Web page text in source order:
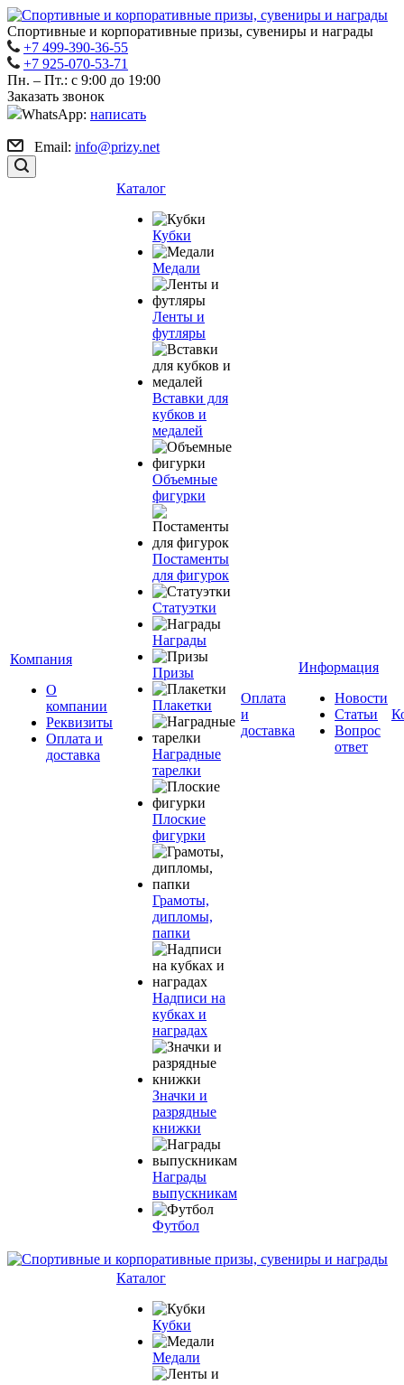
Спортивные и корпоративные призы, сувениры и награды
+7 499-390-36-55
+7 925-070-53-71
Пн. – Пт.: с 9:00 до 19:00
Заказать звонок
WhatsApp: написать
Email: info@prizy.net
Компания
О
компании
Реквизиты
Оплата и
доставка
Каталог
Кубки
Медали
Ленты и
футляры
Вставки для
кубков и
медалей
Объемные
фигурки
Постаменты
для фигурок
Статуэтки
Награды
Призы
Плакетки
Наградные
тарелки
Плоские
фигурки
Грамоты,
дипломы,
папки
Надписи на
кубках и
наградах
Значки и
разрядные
книжки
Награды
выпускникам
Футбол
Оплата
и
доставка
Информация
Новости
Статьи
Вопрос
ответ
Каталог
Кубки
Медали